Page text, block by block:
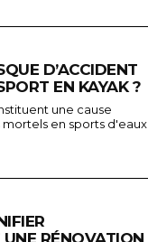
D’ACCIDENT
EN KAYAK ?
une cause
en sports d'eaux
RÉNOVATION